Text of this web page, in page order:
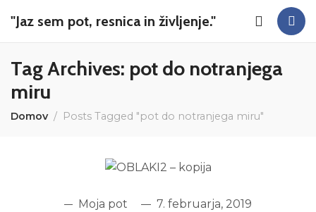
"Jaz sem pot, resnica in življenje."
Tag Archives: pot do notranjega
miru
Domov Posts Tagged "pot do notranjega miru"
Moja pot 7. februarja, 2019